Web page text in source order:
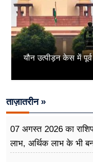
यौन उत्पीड़न केस में
ताज़ातरीन »
07 अगस्त 2026 का
लाभ, अर्थिक लाभ के भी